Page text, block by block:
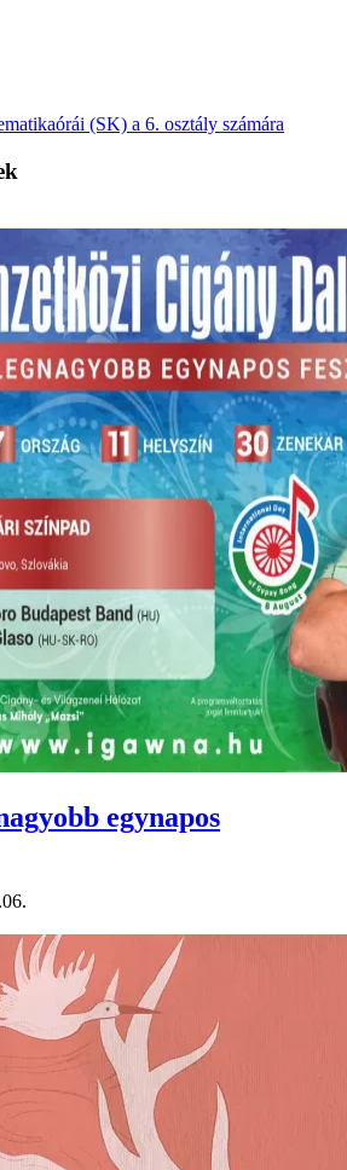
(SK) a 6. osztály számára
egynapos